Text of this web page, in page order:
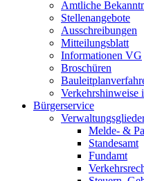
Amtliche
Stellenangebote
Ausschreibungen
Mitteilungsblatt
Informationen VG
Broschüren
Verkehrshinweise
Bürgerservice
Melde- &
Standesamt
Fundamt